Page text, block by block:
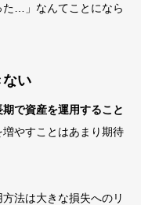
た…」なんてことになら
ない
で資産を運用すること
やすことはあまり期待
法は大きな損失へのリ